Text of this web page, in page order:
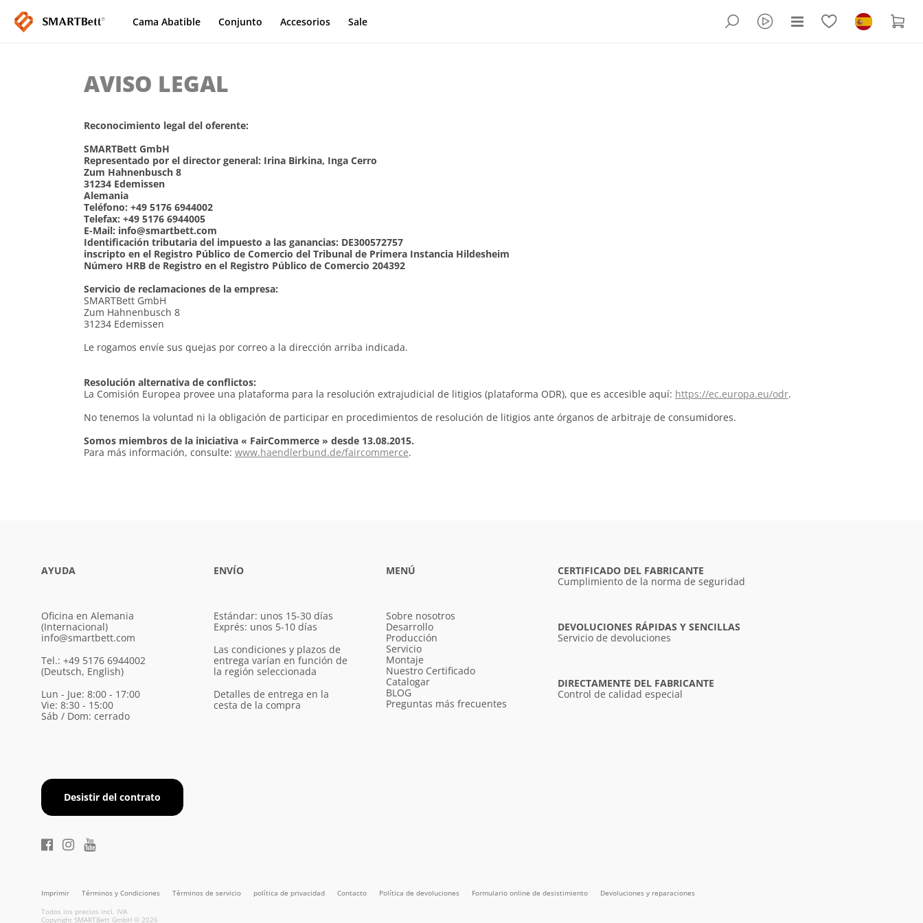
Cama Abatible Conjunto Accesorios Sale
AVISO LEGAL
Reconocimiento legal del oferente:
SMARTBett GmbH
Representado por el director general: Irina Birkina, Inga Cerro
Zum Hahnenbusch 8
31234 Edemissen
Alemania
Teléfono: +49 5176 6944002
Telefax: +49 5176 6944005
E-Mail: info@smartbett.com
Identificación tributaria del impuesto a las ganancias: DE300572757
inscripto en el Registro Público de Comercio del Tribunal de Primera Instancia Hildesheim
Número HRB de Registro en el Registro Público de Comercio 204392
Servicio de reclamaciones de la empresa:
SMARTBett GmbH
Zum Hahnenbusch 8
31234 Edemissen
Le rogamos envíe sus quejas por correo a la dirección arriba indicada.
Resolución alternativa de conflictos:
La Comisión Europea provee una plataforma para la resolución extrajudicial de litigios (plataforma ODR), que es accesible aquí: https://ec.europa.eu/odr.
No tenemos la voluntad ni la obligación de participar en procedimientos de resolución de litigios ante órganos de arbitraje de consumidores.
Somos miembros de la iniciativa « FairCommerce » desde 13.08.2015.
Para más información, consulte: www.haendlerbund.de/faircommerce.
AYUDA
Oficina en Alemania
(Internacional)
info@smartbett.com
Tel.: +49 5176 6944002
(Deutsch, English)
Lun - Jue: 8:00 - 17:00
Vie: 8:30 - 15:00
Sáb / Dom: cerrado
Desistir del contrato
ENVÍO
Estándar: unos 15-30 días
Exprés: unos 5-10 días
Las condiciones y plazos de
entrega varían en función de
la región seleccionada
Detalles de entrega en la
cesta de la compra
MENÚ
Sobre nosotros
Desarrollo
Producción
Servicio
Montaje
Nuestro Certificado
Catalogar
BLOG
Preguntas más frecuentes
CERTIFICADO DEL FABRICANTE
Cumplimiento de la norma de seguridad
DEVOLUCIONES RÁPIDAS Y SENCILLAS
Servicio de devoluciones
DIRECTAMENTE DEL FABRICANTE
Control de calidad especial
Imprimir Términos y Condiciones Términos de servicio política de privacidad Contacto Política de devoluciones Formulario online de desistimiento
Devoluciones y reparaciones
Todos los precios incl. IVA
Copyright SMARTBett GmbH © 2026